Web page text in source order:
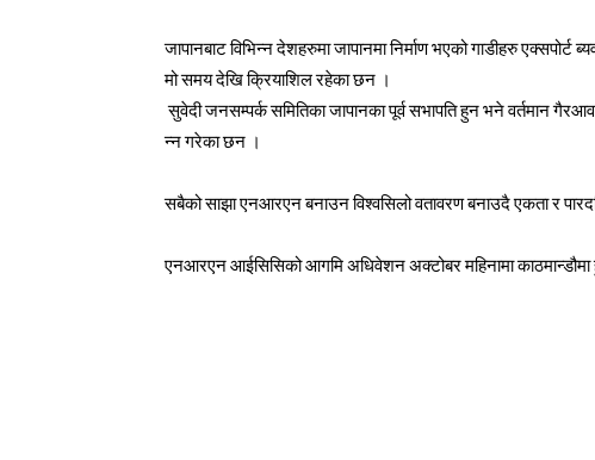
जापानबाट विभिन्न देशहरुमा जापानमा निर्माण भएको गाडीहरु एक्सपोर्ट
मो समय देखि क्रियाशिल रहेका छन ।
सुवेदी जनसम्पर्क समितिका जापानका पूर्व सभापति हुन भने वर्तमान
न्न गरेका छन ।
सबैको साझा एनआरएन बनाउन विश्वसिलो वतावरण बनाउदै एकता र
एनआरएन आईसिसिको आगमि अधिवेशन अक्टोबर महिनामा